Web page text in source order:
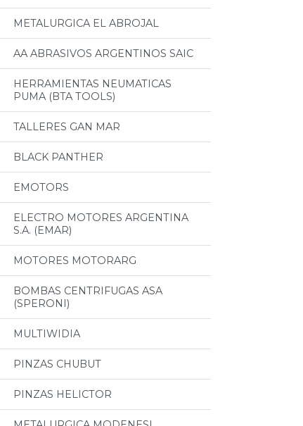
METALURGICA EL ABROJAL
AA ABRASIVOS ARGENTINOS SAIC
HERRAMIENTAS NEUMATICAS
PUMA (BTA TOOLS)
TALLERES GAN MAR
BLACK PANTHER
EMOTORS
ELECTRO MOTORES ARGENTINA
S.A. (EMAR)
MOTORES MOTORARG
BOMBAS CENTRIFUGAS ASA
(SPERONI)
MULTIWIDIA
PINZAS CHUBUT
PINZAS HELICTOR